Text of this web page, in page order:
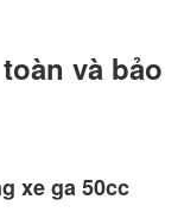
và bảo
xe ga 50cc